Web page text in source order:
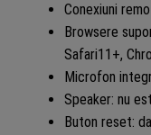
Conexiuni
Browsere
Safari11+,
Microfon
Speaker: nu
Buton reset: da